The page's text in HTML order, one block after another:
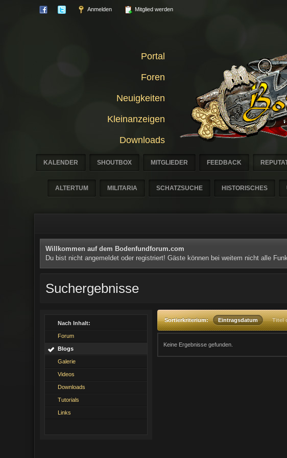
Anmelden Mitglied werden
Portal
Foren
Neuigkeiten
Kleinanzeigen
Downloads
KALENDER SHOUTBOX MITGLIEDER FEEDBACK
ALTERTUM MILITARIA SCHATZSUCHE HISTORISCHES
Willkommen auf dem Bodenfundforum.com
Du bist nicht angemeldet oder registriert! Gäste können bei weitem nicht alle
Suchergebnisse
Nach Inhalt:
Forum
Blogs
Galerie
Videos
Downloads
Tutorials
Links
Sortierkriterium: Eintragsdatum Titel
Keine Ergebnisse gefunden.